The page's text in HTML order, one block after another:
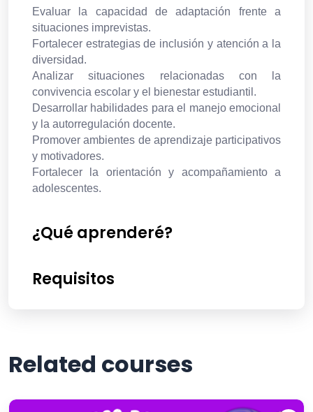
Evaluar la capacidad de adaptación frente a
situaciones imprevistas.
Fortalecer estrategias de inclusión y atención a la
diversidad.
Analizar situaciones relacionadas con la
convivencia escolar y el bienestar estudiantil.
Desarrollar habilidades para el manejo emocional
y la autorregulación docente.
Promover ambientes de aprendizaje participativos
y motivadores.
Fortalecer la orientación y acompañamiento a
adolescentes.
¿Qué aprenderé?
Requisitos
Related courses